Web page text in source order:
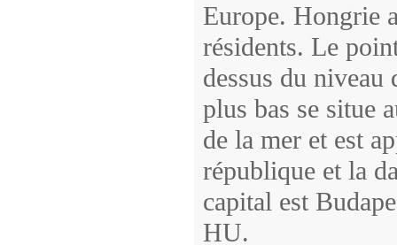
Europe. Hongrie
résidents. Le
dessus du niveau
plus bas se situe
de la mer et est
république et la
capital est
HU.